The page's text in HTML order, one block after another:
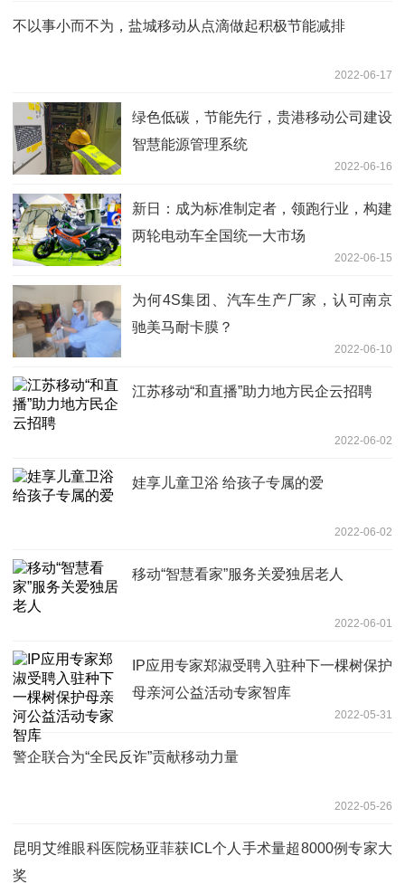
不以事小而不为，盐城移动从点滴做起积极节能减排
2022-06-17
绿色低碳，节能先行，贵港移动公司建设
智慧能源管理系统
2022-06-16
新日：成为标准制定者，领跑行业，构建
两轮电动车全国统一大市场
2022-06-15
为何4S集团、汽车生产厂家，认可南京
驰美马耐卡膜？
2022-06-10
江苏移动“和直播”助力地方民企云招聘
2022-06-02
娃享儿童卫浴 给孩子专属的爱
2022-06-02
移动“智慧看家”服务关爱独居老人
2022-06-01
IP应用专家郑淑受聘入驻种下一棵树保护
母亲河公益活动专家智库
2022-05-31
警企联合为“全民反诈”贡献移动力量
2022-05-26
昆明艾维眼科医院杨亚菲获ICL个人手术量超8000例专家大
奖